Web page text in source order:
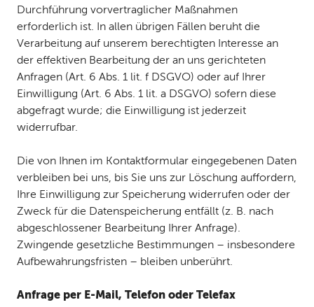
Durchführung vorvertraglicher Maßnahmen
erforderlich ist. In allen übrigen Fällen beruht die
Verarbeitung auf unserem berechtigten Interesse an
der effektiven Bearbeitung der an uns gerichteten
Anfragen (Art. 6 Abs. 1 lit. f DSGVO) oder auf Ihrer
Einwilligung (Art. 6 Abs. 1 lit. a DSGVO) sofern diese
abgefragt wurde; die Einwilligung ist jederzeit
widerrufbar.
Die von Ihnen im Kontaktformular eingegebenen Daten
verbleiben bei uns, bis Sie uns zur Löschung auffordern,
Ihre Einwilligung zur Speicherung widerrufen oder der
Zweck für die Datenspeicherung entfällt (z. B. nach
abgeschlossener Bearbeitung Ihrer Anfrage).
Zwingende gesetzliche Bestimmungen – insbesondere
Aufbewahrungsfristen – bleiben unberührt.
Anfrage per E-Mail, Telefon oder Telefax